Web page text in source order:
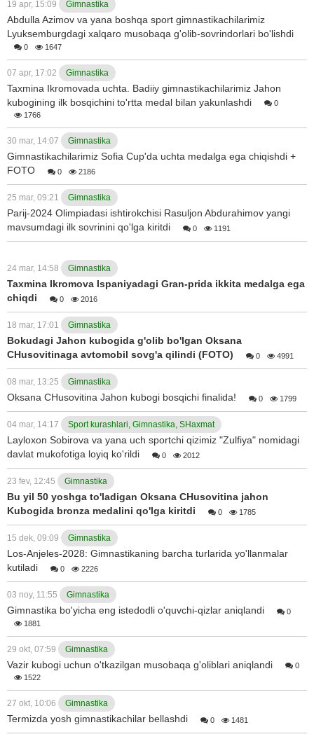
19 apr, 15:09 Gimnastika
Abdulla Azimov va yana boshqa sport gimnastikachilarimiz
Lyuksemburgdagi xalqaro musobaqa g'olib-sovrindorlari bo'lishdi
0 1647
07 apr, 17:02 Gimnastika
Taxmina Ikromovada uchta. Badiiy gimnastikachilarimiz Jahon
kubogining ilk bosqichini to'rtta medal bilan yakunlashdi
0
1766
30 mar, 14:07 Gimnastika
Gimnastikachilarimiz Sofia Cup'da uchta medalga ega chiqishdi +
FOTO
0 2186
25 mar, 09:21 Gimnastika
Parij-2024 Olimpiadasi ishtirokchisi Rasuljon Abdurahimov yangi
mavsumdagi ilk sovrinini qo'lga kiritdi
0 1191
24 mar, 14:58 Gimnastika
Taxmina Ikromova Ispaniyadagi Gran-prida ikkita medalga ega
chiqdi
0 2016
18 mar, 17:01 Gimnastika
Bokudagi Jahon kubogida g'olib bo'lgan Oksana
CHusovitinaga avtomobil sovg'a qilindi (FOTO)
0 4991
08 mar, 13:25 Gimnastika
Oksana CHusovitina Jahon kubogi bosqichi finalida! 0 1799
04 mar, 14:17 Sport kurashlari, Gimnastika, SHaxmat
Layloxon Sobirova va yana uch sportchi qizimiz "Zulfiya" nomidagi
davlat mukofotiga loyiq ko'rildi
0 2012
23 fev, 12:45 Gimnastika
Bu yil 50 yoshga to'ladigan Oksana CHusovitina jahon
Kubogida bronza medalini qo'lga kiritdi
0 1785
15 dek, 09:09 Gimnastika
Los-Anjeles-2028: Gimnastikaning barcha turlarida yo'llanmalar
kutiladi
0 2226
03 noy, 11:55 Gimnastika
Gimnastika bo'yicha eng istedodli o'quvchi-qizlar aniqlandi
0
1881
29 okt, 07:59 Gimnastika
Vazir kubogi uchun o'tkazilgan musobaqa g'oliblari aniqlandi
0
1522
27 okt, 10:06 Gimnastika
Termizda yosh gimnastikachilar bellashdi 0 1481